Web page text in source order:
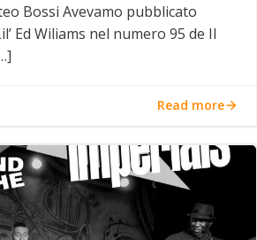
Bossi Avevamo pubblicato
Ed Wiliams nel numero 95 de Il
Read more